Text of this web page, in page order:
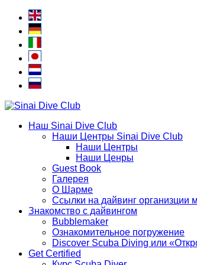
Наш Sinai Dive Club
Наши Центры Sinai Dive Club
Наши Центры
Наши Ценры
Guest Book
Галерея
О Шарме
Ссылки на дайвинг организции
Знакомство с дайвингом
Bubblemaker
Ознакомительное погружение
Discover Scuba Diving или
Get Certified